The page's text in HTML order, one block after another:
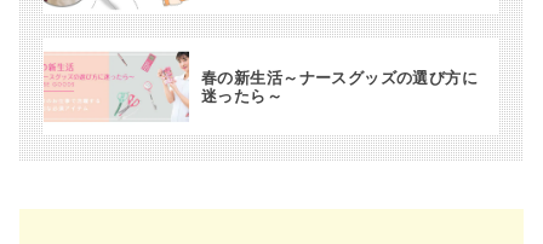
春の新生活～ナースグッズの選び方に
迷ったら～